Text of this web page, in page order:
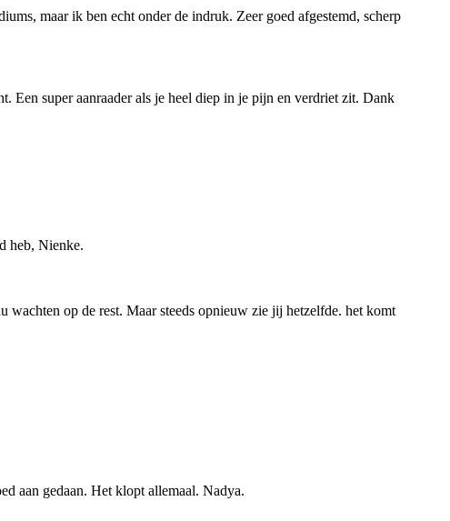
maar ik ben echt onder de indruk. Zeer goed afgestemd, scherp
Een super aanraader als je heel diep in je pijn en verdriet zit. Dank
heb, Nienke.
wachten op de rest. Maar steeds opnieuw zie jij hetzelfde. het komt
aan gedaan. Het klopt allemaal. Nadya.